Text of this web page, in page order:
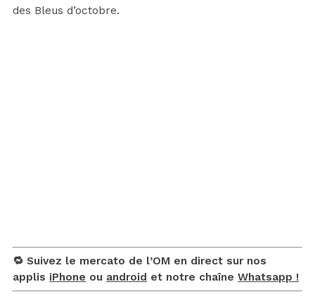
des Bleus d’octobre.
🔁 Suivez le mercato de l’OM en direct sur nos
applis iPhone ou android et notre chaîne Whatsapp !